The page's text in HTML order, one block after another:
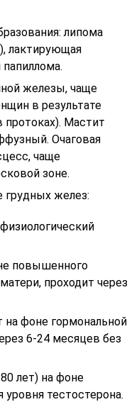
липома
лактирующая
железы, чаще
в результате
протоках). Мастит
Очаговая
чаще
зоне.
грудных желез:
повышенного
проходит через
на фоне гормональной
6-24 месяцев без
лет) на фоне
тестостерона.